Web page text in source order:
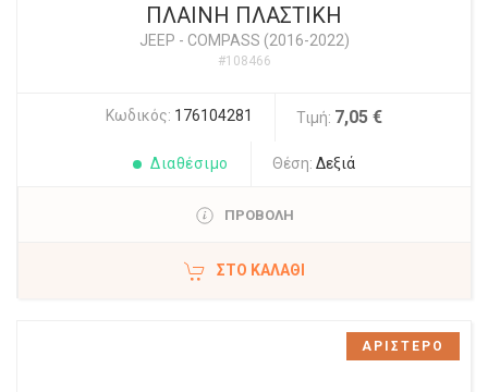
ΠΛΑΙΝΗ ΠΛΑΣΤΙΚΗ
JEEP - COMPASS (2016-2022)
#108466
Κωδικός: 176104281 Τιμή: 7,05 €
Διαθέσιμο Θέση: Δεξιά
ΠΡΟΒΟΛΗ
ΣΤΟ ΚΑΛΆΘΙ
ΑΡΙΣΤΕΡΟ